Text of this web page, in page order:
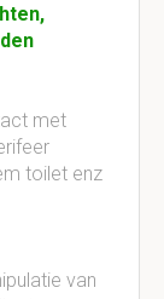
met
toilet enz
van